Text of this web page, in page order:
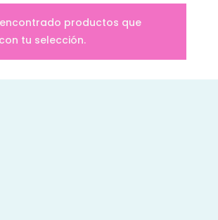
productos que
tu selección.